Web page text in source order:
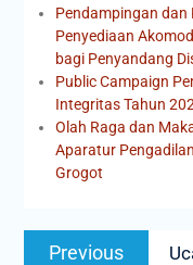
Pendampingan dan
Penyediaan
bagi Penyandang
Public Campaign
Integritas Tahun
Olah Raga dan
Aparatur
Grogot
Previous